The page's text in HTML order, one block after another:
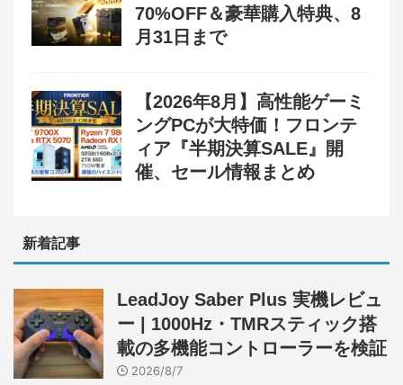
70%OFF＆豪華購入特典、8
月31日まで
【2026年8月】高性能ゲーミ
ングPCが大特価！フロンテ
ィア『半期決算SALE』開
催、セール情報まとめ
新着記事
LeadJoy Saber Plus 実機レビュ
ー | 1000Hz・TMRスティック搭
載の多機能コントローラーを検証
2026/8/7